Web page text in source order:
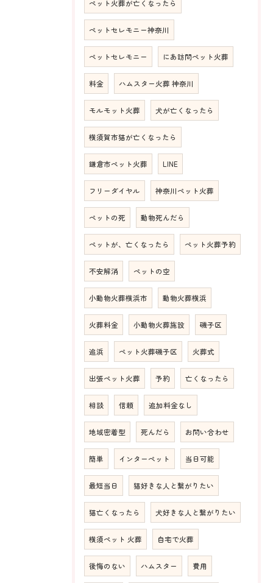
ペット火葬が亡くなったら
ペットセレモニー神奈川
ペットセレモニー にあ訪問ペット火葬
料金 ハムスター火葬 神奈川
モルモット火葬 犬が亡くなったら
横須賀市猫が亡くなったら
鎌倉市ペット火葬 LINE
フリーダイヤル 神奈川ペット火葬
ペットの死 動物死んだら
ペットが、亡くなったら ペット火葬予約
不安解消 ペットの空
小動物火葬横浜市 動物火葬横浜
火葬料金 小動物火葬施設 磯子区
追浜 ペット火葬磯子区 火葬式
出張ペット火葬 予約 亡くなったら
相談 信頼 追加料金なし
地域密着型 死んだら お問い合わせ
簡単 インターペット 当日可能
最短当日 猫好きな人と繋がりたい
猫亡くなったら 犬好きな人と繋がりたい
横須ペット 火葬 自宅で火葬
後悔のない ハムスター 費用